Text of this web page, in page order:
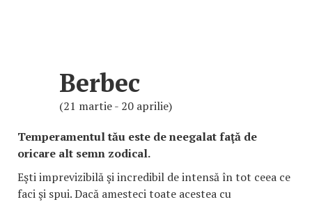
Berbec
(21 martie - 20 aprilie)
Temperamentul tău este de neegalat faţă de
oricare alt semn zodical.
Eşti imprevizibilă şi incredibil de intensă în tot ceea ce
faci şi spui. Dacă amesteci toate acestea cu